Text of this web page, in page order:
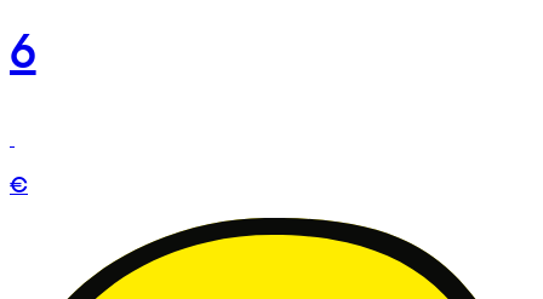
6
€